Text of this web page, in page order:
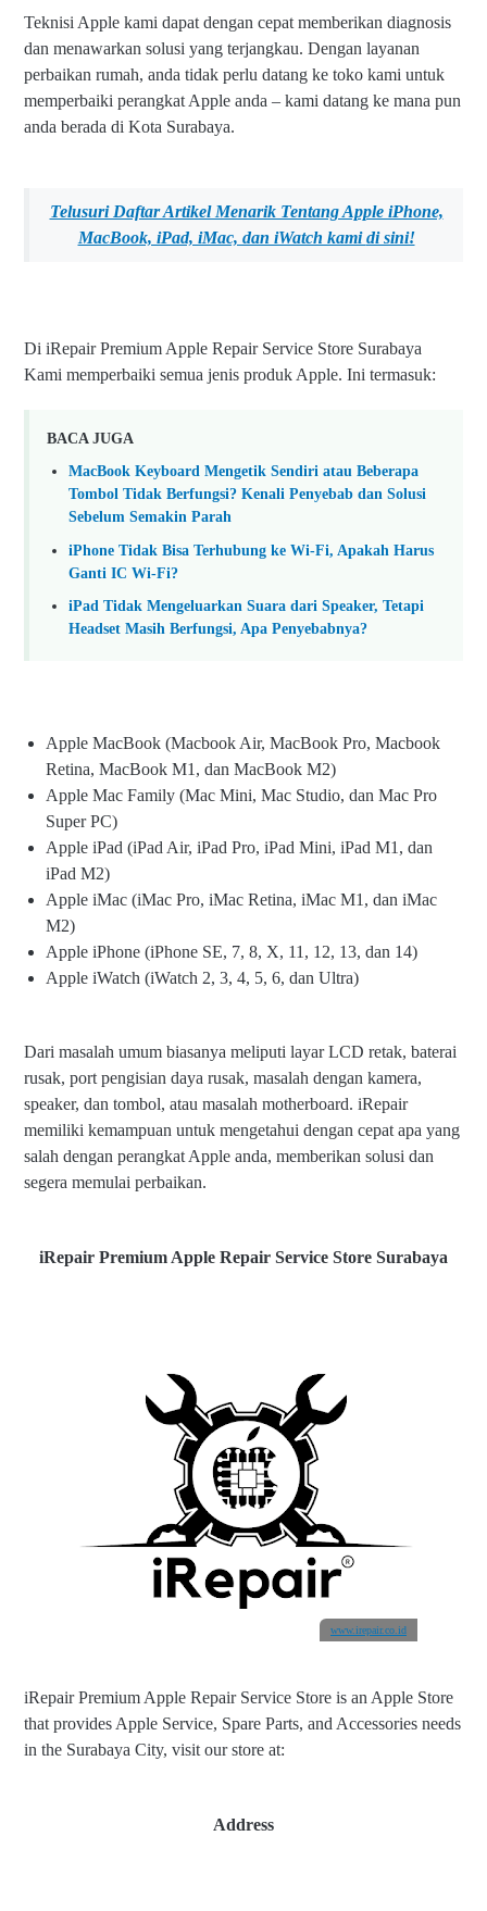
Teknisi Apple kami dapat dengan cepat memberikan diagnosis
dan menawarkan solusi yang terjangkau. Dengan layanan
perbaikan rumah, anda tidak perlu datang ke toko kami untuk
memperbaiki perangkat Apple anda – kami datang ke mana pun
anda berada di Kota Surabaya.
Telusuri Daftar Artikel Menarik Tentang Apple iPhone,
MacBook, iPad, iMac, dan iWatch kamidi sini!
Di iRepair Premium Apple Repair Service Store Surabaya
Kami memperbaiki semua jenis produk Apple. Ini termasuk:
BACA JUGA
MacBook Keyboard Mengetik Sendiri atau Beberapa
Tombol Tidak Berfungsi? Kenali Penyebab dan Solusi
Sebelum Semakin Parah
iPhone Tidak Bisa Terhubung ke Wi-Fi, Apakah Harus
Ganti IC Wi-Fi?
iPad Tidak Mengeluarkan Suara dari Speaker, Tetapi
Headset Masih Berfungsi, Apa Penyebabnya?
Apple MacBook (Macbook Air, MacBook Pro, Macbook
Retina, MacBook M1, dan MacBook M2)
Apple Mac Family (Mac Mini, Mac Studio, dan Mac Pro
Super PC)
Apple iPad (iPad Air, iPad Pro, iPad Mini, iPad M1, dan
iPad M2)
Apple iMac (iMac Pro, iMac Retina, iMac M1, dan iMac
M2)
Apple iPhone (iPhone SE, 7, 8, X, 11, 12, 13, dan 14)
Apple iWatch (iWatch 2, 3, 4, 5, 6, dan Ultra)
Dari masalah umum biasanya meliputi layar LCD retak, baterai
rusak, port pengisian daya rusak, masalah dengan kamera,
speaker, dan tombol, atau masalah motherboard. iRepair
memiliki kemampuan untuk mengetahui dengan cepat apa yang
salah dengan perangkat Apple anda, memberikan solusi dan
segera memulai perbaikan.
iRepair Premium Apple Repair Service Store Surabaya
www.irepair.co.id
iRepair Premium Apple Repair Service Store is an Apple Store
that provides Apple Service, Spare Parts, and Accessories needs
in the Surabaya City, visit our store at:
Address